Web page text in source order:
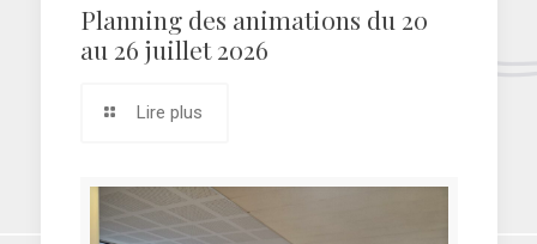
Planning des animations du 20
au 26 juillet 2026
Lire plus